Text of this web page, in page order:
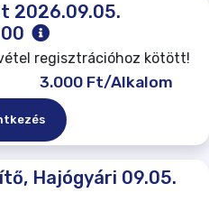
2026.09.05.
regisztrációhoz kötött!
3.000 Ft/Alkalom
Hajógyári 09.05.